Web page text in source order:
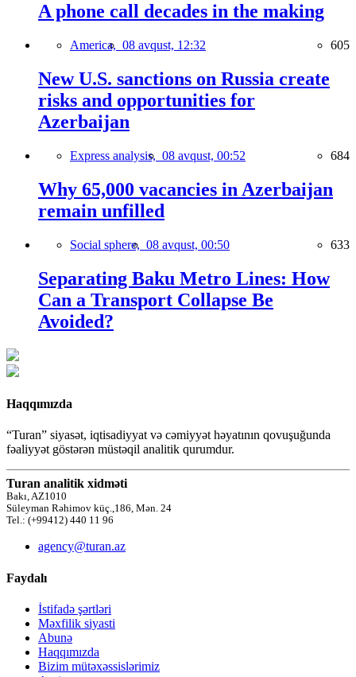
A phone call decades in the making
America, 08 avqust, 12:32 605
New U.S. sanctions on Russia create
risks and opportunities for
Azerbaijan
Express analysis, 08 avqust, 00:52 684
Why 65,000 vacancies in Azerbaijan
remain unfilled
Social sphere, 08 avqust, 00:50 633
Separating Baku Metro Lines: How
Can a Transport Collapse Be
Avoided?
Haqqımızda
“Turan” siyasət, iqtisadiyyat və cəmiyyət həyatının qovuşuğunda
fəaliyyət göstərən müstəqil analitik qurumdur.
Turan analitik xidməti
Bakı, AZ1010
Süleyman Rəhimov küç.,186, Mən. 24
Tel.: (+99412) 440 11 96
agency@turan.az
Faydalı
İstifadə şərtləri
Məxfilik siyasti
Abunə
Haqqımızda
Bizim mütəxəssislərimiz